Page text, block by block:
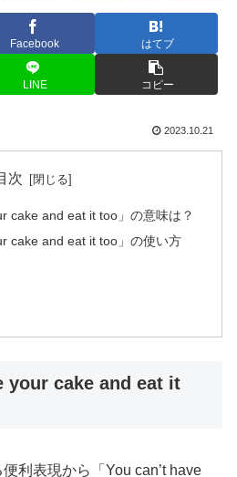
Facebook はてブ
LINE コピー
2023.10.21
次
cake and eat it too」の意味は？
cake and eat it too」の使い方
your cake and eat it
利表現から「You can’t have